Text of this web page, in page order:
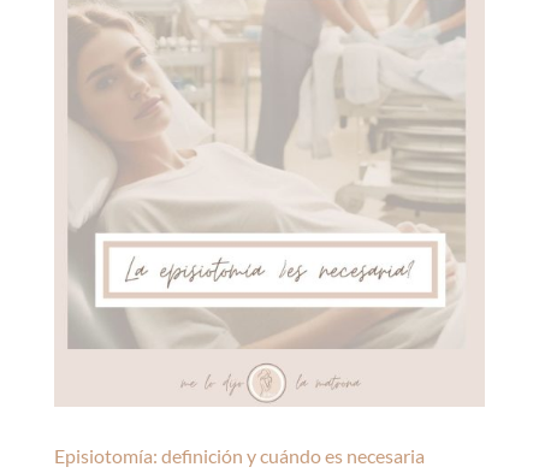
Episiotomía: definición y cuándo es necesaria